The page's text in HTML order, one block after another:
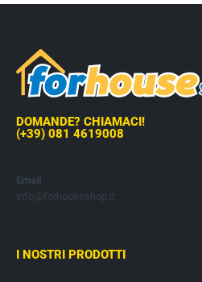
DOMANDE? CHIAMACI!
(+39) 081 4619008
Email
info@forhouseshop.it
I NOSTRI PRODOTTI